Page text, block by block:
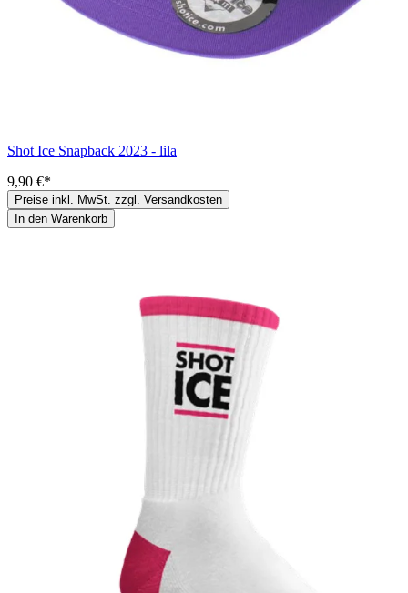
Shot Ice Snapback 2023 - lila
9,90 €*
Preise inkl. MwSt. zzgl. Versandkosten
In den Warenkorb